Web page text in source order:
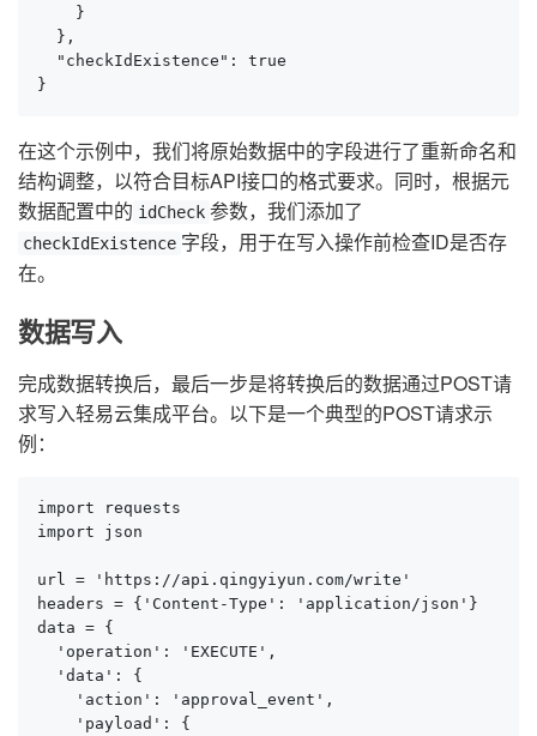
    }
  },
  "checkIdExistence": true
}
在这个示例中，我们将原始数据中的字段进行了重新命名和
结构调整，以符合目标API接口的格式要求。同时，根据元
数据配置中的 idCheck 参数，我们添加了
checkIdExistence 字段，用于在写入操作前检查ID是否存
在。
数据写入
完成数据转换后，最后一步是将转换后的数据通过POST请
求写入轻易云集成平台。以下是一个典型的POST请求示
例：
import requests
import json
url = 'https://api.qingyiyun.com/write'
headers = {'Content-Type': 'application/json'}
data = {
  'operation': 'EXECUTE',
  'data': {
    'action': 'approval_event',
    'payload': {